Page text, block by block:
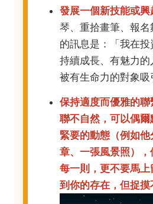
發展一個新技能或興
琴、重拾畫筆、報
的訊息是：「我在
持續成長、有魅力
被有生命力的對象吸
保持適度而優雅的
聯不自然，可以偶爾
緊要的動態（例如
章、一張風景照）
每一則，更不要馬
到你的存在，但捉摸